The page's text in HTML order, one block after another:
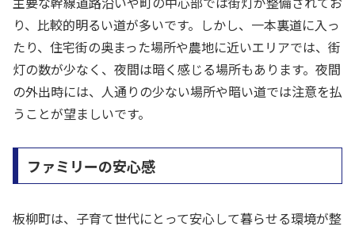
り、比較的明るい道が多いです。しかし、一本裏道に入っ
たり、住宅街の奥まった場所や農地に近いエリアでは、街
灯の数が少なく、夜間は暗く感じる場所もあります。夜間
の外出時には、人通りの少ない場所や暗い道では注意を払
うことが望ましいです。
ファミリーの安心感
板柳町は、子育て世代にとって安心して暮らせる環境が整